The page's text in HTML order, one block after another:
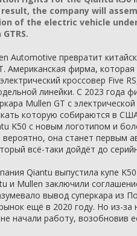
the company will
of the electric vehicle
Automotive превратит
Американская фирма,
кроссовер Five
линейки. С 2023 года
Mullen GT с
которую собираются в
K50 с новым логотипом и
вероятно, она станет первым
всё-таки дойдёт до
Qiantu выпустила купе
и Mullen заключили
вывод суперкара из
ещё в 2020 году. Но из-за
начали работу, возобновив